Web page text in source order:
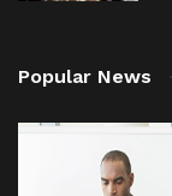
Popular News